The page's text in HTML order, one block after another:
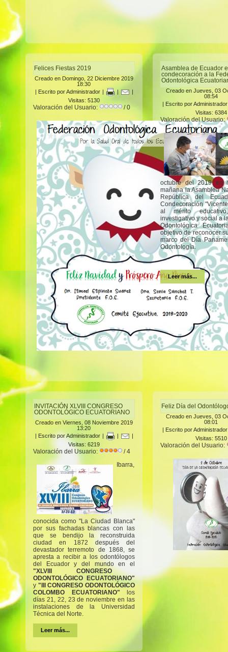
Felices Fiestas 2019
Creado en Domingo, 22 Diciembre 2019
18:30
| Escrito por Administrador | |
|
Visitas: 5130
Valoración del Usuario: / 0
Asamblea de Ecuador
condecoración a la
Odontológica
Creado en Jueves, 03
08:54
| Escrito por Administrador
Visitas: 6384
Valoración del Usuario:
octubre del 2019 en
mañana la Asamblea
República del
Condecoración
al mérito
investigativo y social a
Odontológica
objetivo de reconocer
marco del Día
Odontología.
Leer más...
INVITACIÓN XLVIII CONGRESO
ODONTOLÓGICO ECUATORIANO
Creado en Viernes, 08 Noviembre 2019
13:20
| Escrito por Administrador | |
|
Visitas: 6219
Valoración del Usuario:
/ 4
Ibarra,
conocida como "La Ciudad Blanca"
por sus fachadas blancas con las
que se bendijo la reconstruida
ciudad en 1872 después del
devastador terremoto de 1868, se
apresta a recibir a los odontólogos
del Ecuador y del mundo en el
"XLVIII CONGRESO
ODONTOLÓGICO ECUATORIANO"
y "III CONGRESO ODONTOLÓGICO
COLOMBO ECUATORIANO" los
días 21, 22, 23 de noviembre en las
instalaciones de la Universidad
Técnica del Norte.
Leer más...
Feliz Día del
Creado en Jueves, 03
08:01
| Escrito por Administrador
Visitas: 5510
Valoración del Usuario: